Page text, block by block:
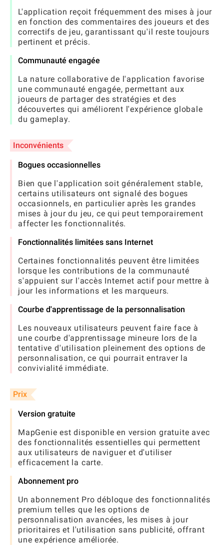
L'application reçoit fréquemment des mises à jour
en fonction des commentaires des joueurs et des
correctifs de jeu, garantissant qu'il reste toujours
pertinent et précis.
Communauté engagée
La nature collaborative de l'application favorise
une communauté engagée, permettant aux
joueurs de partager des stratégies et des
découvertes qui améliorent l'expérience globale
du gameplay.
Inconvénients
Bogues occasionnelles
Bien que l'application soit généralement stable,
certains utilisateurs ont signalé des bogues
occasionnels, en particulier après les grandes
mises à jour du jeu, ce qui peut temporairement
affecter les fonctionnalités.
Fonctionnalités limitées sans Internet
Certaines fonctionnalités peuvent être limitées
lorsque les contributions de la communauté
s'appuient sur l'accès Internet actif pour mettre à
jour les informations et les marqueurs.
Courbe d'apprentissage de la personnalisation
Les nouveaux utilisateurs peuvent faire face à
une courbe d'apprentissage mineure lors de la
tentative d'utilisation pleinement des options de
personnalisation, ce qui pourrait entraver la
convivialité immédiate.
Prix
Version gratuite
MapGenie est disponible en version gratuite avec
des fonctionnalités essentielles qui permettent
aux utilisateurs de naviguer et d'utiliser
efficacement la carte.
Abonnement pro
Un abonnement Pro débloque des fonctionnalités
premium telles que les options de
personnalisation avancées, les mises à jour
prioritaires et l'utilisation sans publicité, offrant
une expérience améliorée.